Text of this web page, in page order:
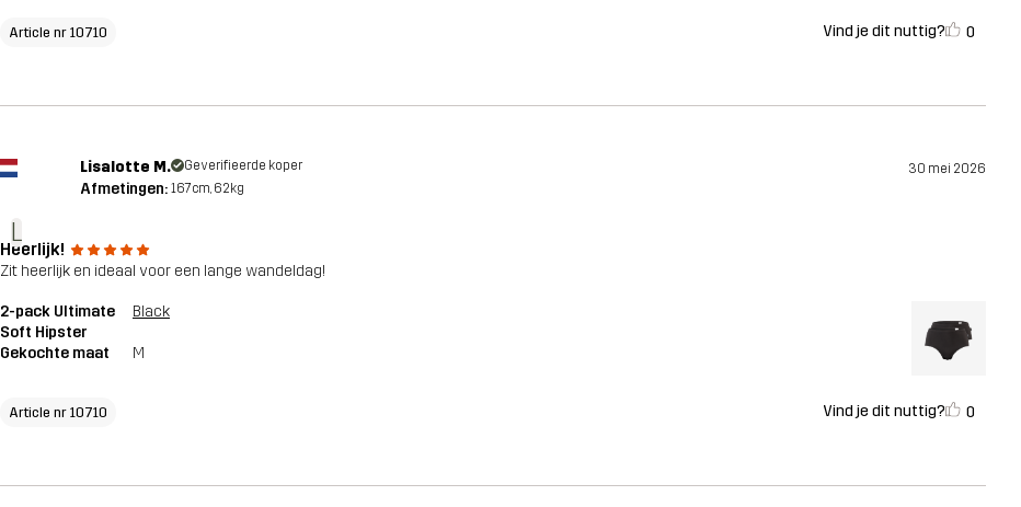
Article nr 10710 Vind je dit nuttig? 0
L
Lisalotte M. Geverifieerde koper 30 mei 2026
Afmetingen: 167cm, 62kg
Heerlijk!
Zit heerlijk en ideaal voor een lange wandeldag!
2-pack Ultimate
Soft Hipster
Black
Gekochte maat M
Article nr 10710 Vind je dit nuttig? 0